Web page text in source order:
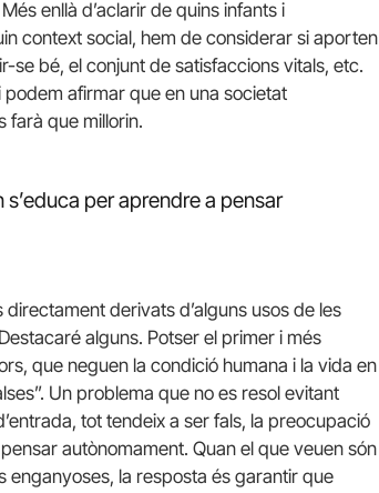
enllà d’aclarir de quins infants i
context social, hem de considerar si aporten
se bé, el conjunt de satisfaccions vitals, etc.
afirmar que en una societat
farà que millorin.
per aprendre a pensar
derivats d’alguns usos de les
alguns. Potser el primer i més
que neguen la condició humana i la vida en
Un problema que no es resol evitant
tot tendeix a ser fals, la preocupació
autònomament. Quan el que veuen són
enganyoses, la resposta és garantir que